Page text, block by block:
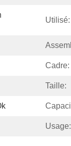
Utilisé:
Cadre:
Taille:
Usage: